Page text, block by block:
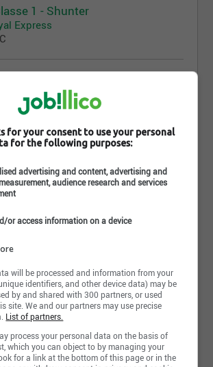
1 - Shunter
Express
camions
Express
Express
1
Express
for your consent to use your personal
for the following purposes:
advertising and content, advertising and
audience research and services
or access information on a device
will be processed and information from your
identifiers, and other device data) may be
by and shared with 300 partners, or used
site. We and our partners may use precise
List of partners.
process your personal data on the basis of
which you can object to by managing your
for a link at the bottom of this page or in the